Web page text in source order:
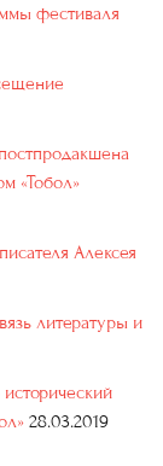
фестиваля
«Тобол»
Алексея
литературы и
28.03.2019